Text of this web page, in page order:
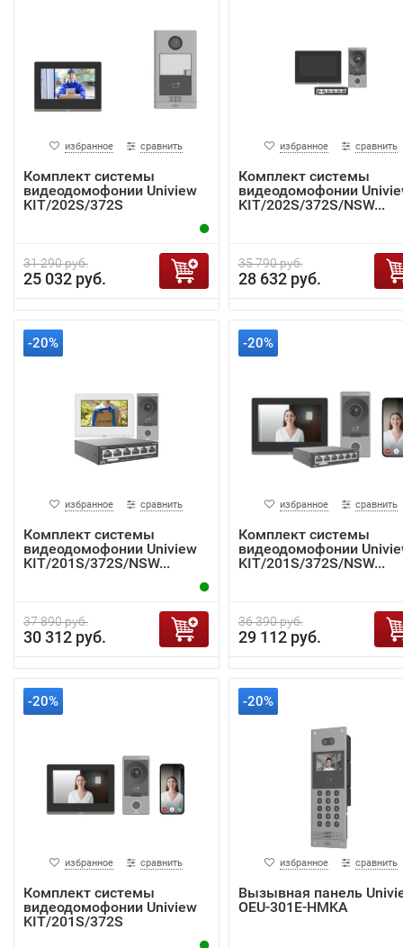
избранное сравнить
Комплект системы
видеодомофонии Uniview
KIT/202S/372S
31 290 руб.
25 032 руб.
избранное сравнить
Комплект системы
видеодомофонии
KIT/202S/372S/NSW...
35 790 руб.
28 632 руб.
-20%
избранное сравнить
Комплект системы
видеодомофонии Uniview
KIT/201S/372S/NSW...
37 890 руб.
30 312 руб.
-20%
избранное сравнить
Комплект системы
видеодомофонии
KIT/201S/372S/NSW...
36 390 руб.
29 112 руб.
-20%
избранное сравнить
Комплект системы
видеодомофонии Uniview
KIT/201S/372S
-20%
избранное сравнить
Вызывная панель
OEU-301E-HMKA